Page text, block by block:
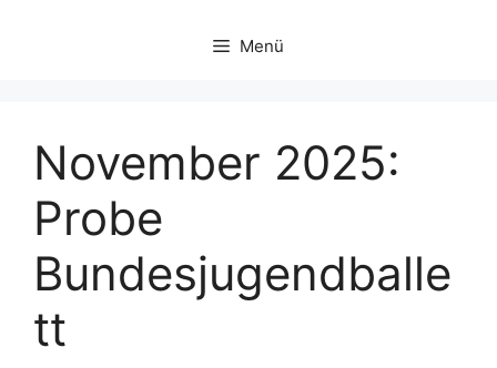
Menü
November 2025:
Probe
Bundesjugendballe
tt